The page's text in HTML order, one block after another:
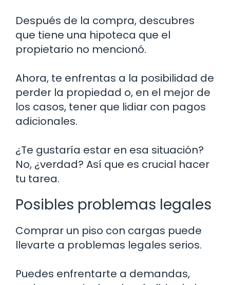
Después de la compra, descubres
que tiene una hipoteca que el
propietario no mencionó.
Ahora, te enfrentas a la posibilidad de
perder la propiedad o, en el mejor de
los casos, tener que lidiar con pagos
adicionales.
¿Te gustaría estar en esa situación?
No, ¿verdad? Así que es crucial hacer
tu tarea.
Posibles problemas legales
Comprar un piso con cargas puede
llevarte a problemas legales serios.
Puedes enfrentarte a demandas,